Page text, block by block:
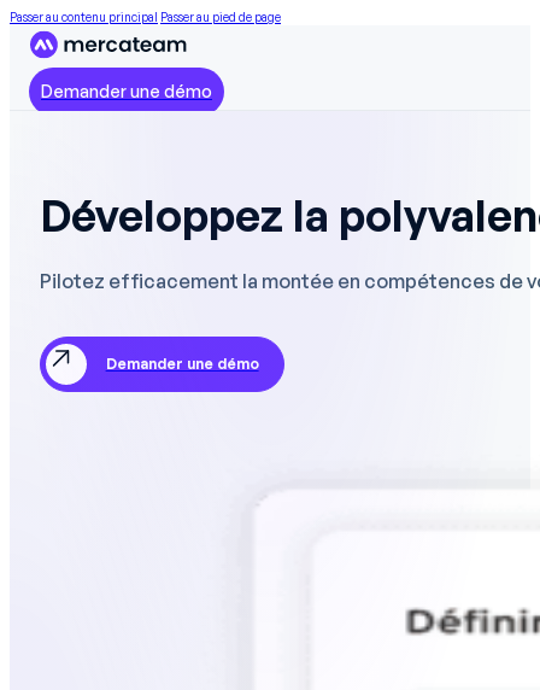
Passer au contenu principal Passer au pied de page
Demander une démo
Développez la
Pilotez efficacement la montée en compétences de
Demander une démo